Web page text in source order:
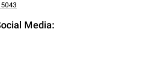
Media: